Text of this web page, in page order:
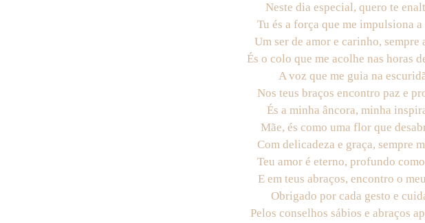
Neste dia especial, quero te
Tu és a força que me impulsiona a
Um ser de amor e carinho, sempre
És o colo que me acolhe nas horas
A voz que me guia na
Nos teus braços encontro paz e
És a minha âncora, minha
Mãe, és como uma flor que
Com delicadeza e graça, sempre
Teu amor é eterno, profundo
E em teus abraços, encontro o
Obrigado por cada gesto e
Pelos conselhos sábios e abraços